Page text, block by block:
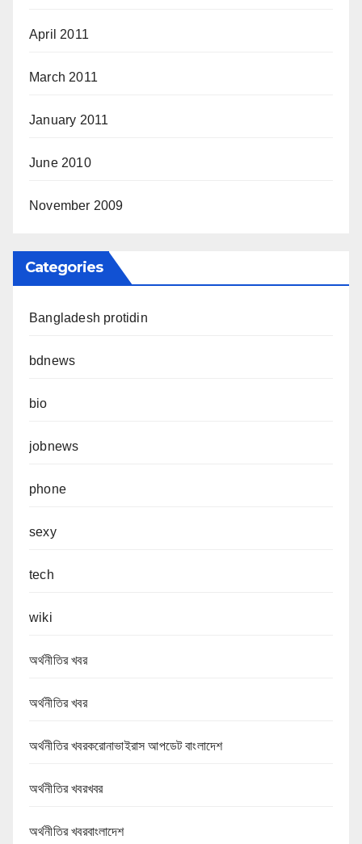
April 2011
March 2011
January 2011
June 2010
November 2009
Categories
Bangladesh protidin
bdnews
bio
jobnews
phone
sexy
tech
wiki
অর্থনীতির খবর
অর্থনীতির খবর
অর্থনীতির খবরকরোনাভাইরাস আপডেট বাংলাদেশ
অর্থনীতির খবরখবর
অর্থনীতির খবরবাংলাদেশ